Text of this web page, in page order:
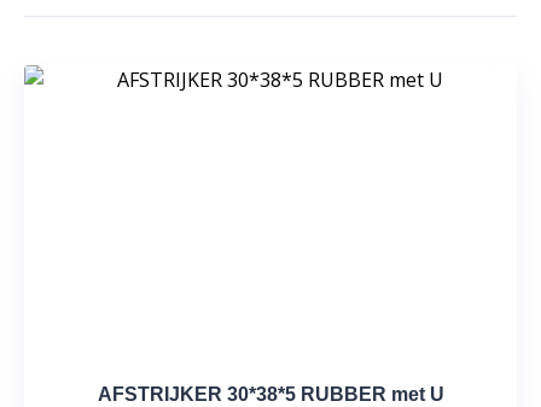
AFSTRIJKER 30*38*5 RUBBER met U